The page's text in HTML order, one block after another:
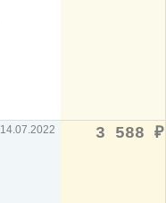
14.07.2022 3 588 ₽